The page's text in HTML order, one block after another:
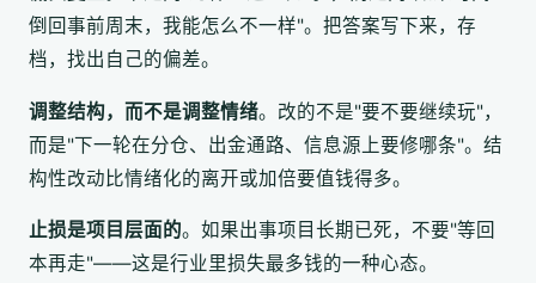
倒回事前周末，我能怎么不一样"。把答案写下来，存
档，找出自己的偏差。
调整结构，而不是调整情绪。改的不是"要不要继续玩"，
而是"下一轮在分仓、出金通路、信息源上要修哪条"。结
构性改动比情绪化的离开或加倍要值钱得多。
止损是项目层面的。如果出事项目长期已死，不要"等回
本再走"——这是行业里损失最多钱的一种心态。